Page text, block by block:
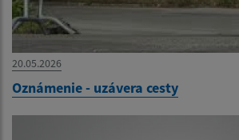
20.05.2026
Oznámenie - uzávera cesty